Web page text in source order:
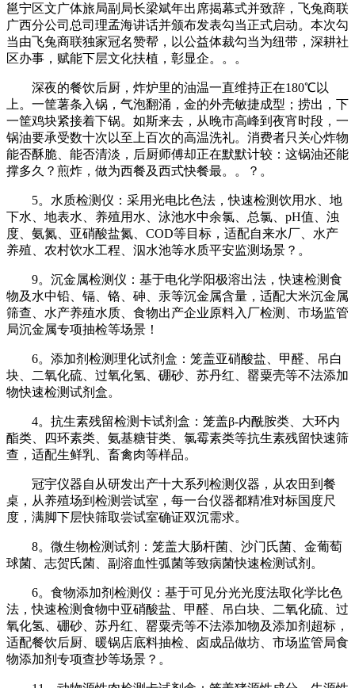
邕宁区文广体旅局副局长梁斌年出席揭幕式并致辞，飞兔商联
广西分公司总司理孟海讲话并颁布发表勾当正式启动。本次勾
当由飞兔商联独家冠名赞帮，以公益体裁勾当为纽带，深耕社
区办事，赋能下层文化扶植，彰显企。。。
深夜的餐饮后厨，炸炉里的油温一直维持正在180℃以
上。一筐薯条入锅，气泡翻涌，金的外壳敏捷成型；捞出，下
一筐鸡块紧接着下锅。如斯来去，从晚市高峰到夜宵时段，一
锅油要承受数十次以至上百次的高温洗礼。消费者只关心炸物
能否酥脆、能否清淡，后厨师傅却正在默默计较：这锅油还能
撑多久？煎炸，做为西餐及西式快餐最。。？。
5。水质检测仪：采用光电比色法，快速检测饮用水、地
下水、地表水、养殖用水、泳池水中余氯、总氯、pH值、浊
度、氨氮、亚硝酸盐氮、COD等目标，适配自来水厂、水产
养殖、农村饮水工程、泅水池等水质平安监测场景？。
9。沉金属检测仪：基于电化学阳极溶出法，快速检测食
物及水中铅、镉、铬、砷、汞等沉金属含量，适配大米沉金属
筛查、水产养殖水质、食物出产企业原料入厂检测、市场监管
局沉金属专项抽检等场景！
6。添加剂检测理化试剂盒：笼盖亚硝酸盐、甲醛、吊白
块、二氧化硫、过氧化氢、硼砂、苏丹红、罂粟壳等不法添加
物快速检测试剂盒。
4。抗生素残留检测卡试剂盒：笼盖β-内酰胺类、大环内
酯类、四环素类、氨基糖苷类、氯霉素类等抗生素残留快速筛
查，适配生鲜乳、畜禽肉等样品。
冠宇仪器自从研发出产十大系列检测仪器，从农田到餐
桌，从养殖场到检测尝试室，每一台仪器都精准对标国度尺
度，满脚下层快筛取尝试室确证双沉需求。
8。微生物检测试剂：笼盖大肠杆菌、沙门氏菌、金葡萄
球菌、志贺氏菌、副溶血性弧菌等致病菌快速检测试剂。
6。食物添加剂检测仪：基于可见分光光度法取化学比色
法，快速检测食物中亚硝酸盐、甲醛、吊白块、二氧化硫、过
氧化氢、硼砂、苏丹红、罂粟壳等不法添加物及添加剂超标，
适配餐饮后厨、暖锅店底料抽检、卤成品做坊、市场监管局食
物添加剂专项查抄等场景？。